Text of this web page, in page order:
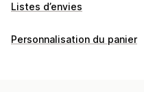
Listes d’envies
Types de listes
Personnalisation du panier